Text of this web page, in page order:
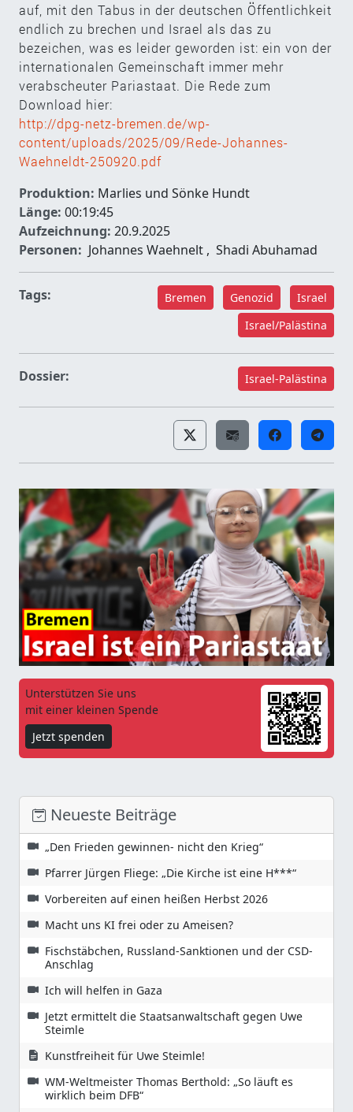
auf, mit den Tabus in der deutschen Öffentlichkeit
endlich zu brechen und Israel als das zu
bezeichen, was es leider geworden ist: ein von der
internationalen Gemeinschaft immer mehr
verabscheuter Pariastaat. Die Rede zum
Download hier:
http://dpg-netz-bremen.de/wp-
content/uploads/2025/09/Rede-Johannes-
Waehneldt-250920.pdf
Produktion: Marlies und Sönke Hundt
Länge: 00:19:45
Aufzeichnung: 20.9.2025
Personen: Johannes Waehnelt , Shadi Abuhamad
Tags: Bremen Genozid
Israel
Israel/Palästina
Dossier: Israel-Palästina
Unterstützen Sie uns
mit einer kleinen Spende
Jetzt spenden
Neueste Beiträge
„Den Frieden gewinnen- nicht den Krieg“
Pfarrer Jürgen Fliege: „Die Kirche ist eine H***“
Vorbereiten auf einen heißen Herbst 2026
Macht uns KI frei oder zu Ameisen?
Fischstäbchen, Russland-Sanktionen und der CSD-
Anschlag
Ich will helfen in Gaza
Jetzt ermittelt die Staatsanwaltschaft gegen Uwe
Steimle
Kunstfreiheit für Uwe Steimle!
WM-Weltmeister Thomas Berthold: „So läuft es
wirklich beim DFB“